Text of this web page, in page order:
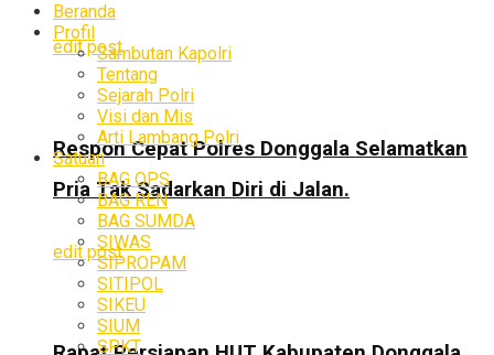
edit post
Respon Cepat Polres Donggala Selamatkan
Pria Tak Sadarkan Diri di Jalan.
edit post
Beranda
Profil
Sambutan Kapolri
Tentang
Sejarah Polri
Visi dan Mis
Arti Lambang Polri
Satuan
BAG OPS
BAG REN
BAG SUMDA
SIWAS
SIPROPAM
SITIPOL
SIKEU
SIUM
SPKT